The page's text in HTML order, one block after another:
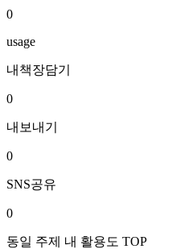
0
usage
내책장담기
0
내보내기
0
SNS공유
0
동일 주제 내 활용도 TOP